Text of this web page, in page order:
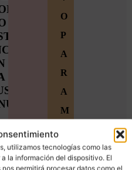
utilizamos tecnologías como las
la información del dispositivo. El
permitirá procesar datos como el
O
P
A
R
A
M
E
M